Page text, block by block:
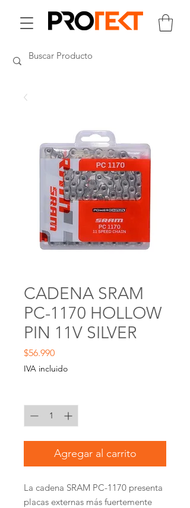
CADENA SRAM
PC-1170 HOLLOW
PIN 11V SILVER
$56.990Precio
IVA incluido
Agregar al carrito
La cadena SRAM PC-1170 presenta
placas externas más fuertemente